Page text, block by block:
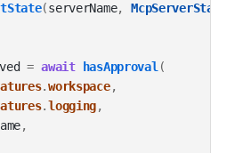
(serverName, McpServerStatus
= await hasApproval (
.workspace,
.logging,
,